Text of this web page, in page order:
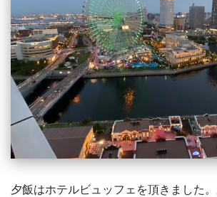
夕飯はホテルビュッフェを頂きました